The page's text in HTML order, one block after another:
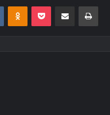
VKontakteOdnoklassniki
Pocket E-Posta ile paylaş